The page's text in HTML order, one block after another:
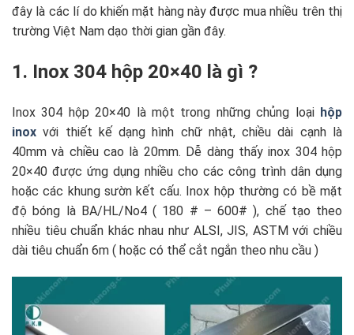
đây là các lí do khiến mặt hàng này được mua nhiều trên thị
trường Việt Nam dạo thời gian gần đây.
1. Inox 304 hộp 20×40 là gì ?
Inox 304 hộp 20×40 là một trong những chủng loại hộp
inox với thiết kế dạng hình chữ nhật, chiều dài cạnh là
40mm và chiều cao là 20mm. Dễ dàng thấy inox 304 hộp
20×40 được ứng dụng nhiều cho các công trình dân dụng
hoặc các khung sườn kết cấu. Inox hộp thường có bề mặt
độ bóng là BA/HL/No4 ( 180 # – 600# ), chế tạo theo
nhiều tiêu chuẩn khác nhau như ALSI, JIS, ASTM với chiều
dài tiêu chuẩn 6m ( hoặc có thể cắt ngắn theo nhu cầu )